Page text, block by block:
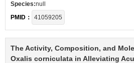
Species:null
PMID：
41059205
The Activity, Composition, and
Oxalis corniculata in Alleviating